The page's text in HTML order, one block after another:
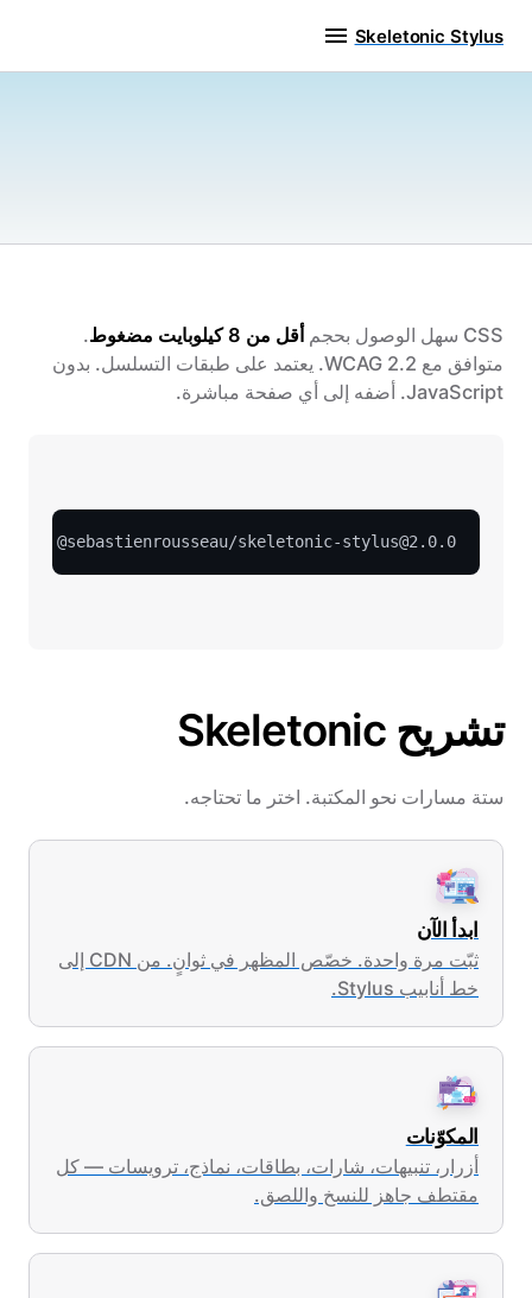
Skeletonic Stylus
CSS سهل الوصول بحجم أقل من 8 كيلوبايت مضغوط
.
متوافق مع WCAG 2.2. يعتمد على طبقات التسلسل. بدون
JavaScript. أضفه إلى أي صفحة مباشرة.
add @sebastienrousseau/skeletonic-stylus@2.0.0
تشريح Skeletonic
ستة مسارات نحو المكتبة. اختر ما تحتاجه.
ابدأ الآن
ثبّت مرة واحدة. خصّص المظهر في ثوانٍ. من CDN إلى
خط أنابيب Stylus.
المكوّنات
أزرار، تنبيهات، شارات، بطاقات، نماذج، ترويسات — كل
مقتطف جاهز للنسخ واللصق.